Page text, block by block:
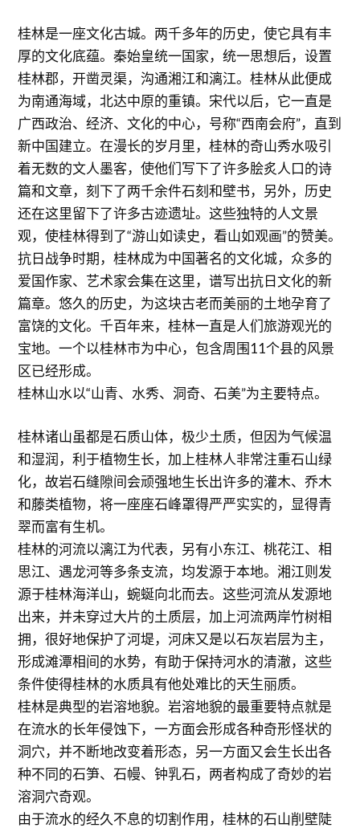
桂林是一座文化古城。两千多年的历史，使它具有丰
厚的文化底蕴。秦始皇统一国家，统一思想后，设置
桂林郡，开凿灵渠，沟通湘江和漓江。桂林从此便成
为南通海域，北达中原的重镇。宋代以后，它一直是
广西政治、经济、文化的中心，号称“西南会府”，直到
新中国建立。在漫长的岁月里，桂林的奇山秀水吸引
着无数的文人墨客，使他们写下了许多脍炙人口的诗
篇和文章，刻下了两千余件石刻和壁书，另外，历史
还在这里留下了许多古迹遗址。这些独特的人文景
观，使桂林得到了“游山如读史，看山如观画”的赞美。
抗日战争时期，桂林成为中国著名的文化城，众多的
爱国作家、艺术家会集在这里，谱写出抗日文化的新
篇章。悠久的历史，为这块古老而美丽的土地孕育了
富饶的文化。千百年来，桂林一直是人们旅游观光的
宝地。一个以桂林市为中心，包含周围11个县的风景
区已经形成。
桂林山水以“山青、水秀、洞奇、石美”为主要特点。
桂林诸山虽都是石质山体，极少土质，但因为气候温
和湿润，利于植物生长，加上桂林人非常注重石山绿
化，故岩石缝隙间会顽强地生长出许多的灌木、乔木
和藤类植物，将一座座石峰罩得严严实实的，显得青
翠而富有生机。
桂林的河流以漓江为代表，另有小东江、桃花江、相
思江、遇龙河等多条支流，均发源于本地。湘江则发
源于桂林海洋山，蜿蜒向北而去。这些河流从发源地
出来，并未穿过大片的土质层，加上河流两岸竹树相
拥，很好地保护了河堤，河床又是以石灰岩层为主，
形成滩潭相间的水势，有助于保持河水的清澈，这些
条件使得桂林的水质具有他处难比的天生丽质。
桂林是典型的岩溶地貌。岩溶地貌的最重要特点就是
在流水的长年侵蚀下，一方面会形成各种奇形怪状的
洞穴，并不断地改变着形态，另一方面又会生长出各
种不同的石笋、石幔、钟乳石，两者构成了奇妙的岩
溶洞穴奇观。
由于流水的经久不息的切割作用，桂林的石山削壁陡